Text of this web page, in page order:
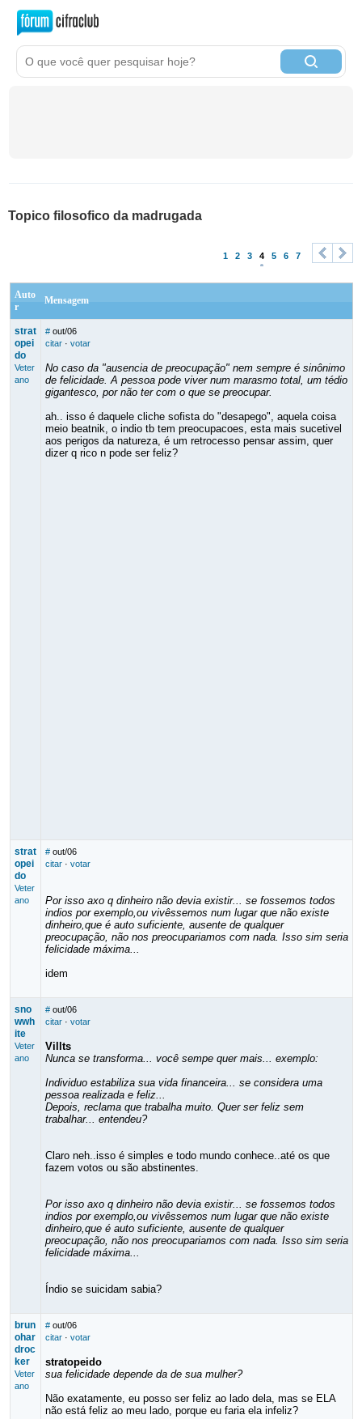
Topico filosofico da madrugada
1 2 3 4 5 6 7
< >
Auto
r
Mensagem
strat
opei
do
Veter
ano
# out/06
citar· votar
No caso da "ausencia de preocupação" nem sempre é sinônimo
de felicidade. A pessoa pode viver num marasmo total, um tédio
gigantesco, por não ter com o que se preocupar.
ah.. isso é daquele cliche sofista do "desapego", aquela coisa
meio beatnik, o indio tb tem preocupacoes, esta mais sucetivel
aos perigos da natureza, é um retrocesso pensar assim, quer
dizer q rico n pode ser feliz?
strat
opei
do
Veter
ano
# out/06
citar· votar
Por isso axo q dinheiro não devia existir... se fossemos todos
indios por exemplo,ou vivêssemos num lugar que não existe
dinheiro,que é auto suficiente, ausente de qualquer
preocupação, não nos preocupariamos com nada. Isso sim seria
felicidade máxima...
idem
sno
wwh
ite
Veter
ano
# out/06
citar· votar
Villts
Nunca se transforma... você sempe quer mais... exemplo:
Individuo estabiliza sua vida financeira... se considera uma
pessoa realizada e feliz...
Depois, reclama que trabalha muito. Quer ser feliz sem
trabalhar... entendeu?
Claro neh..isso é simples e todo mundo conhece..até os que
fazem votos ou são abstinentes.
Por isso axo q dinheiro não devia existir... se fossemos todos
indios por exemplo,ou vivêssemos num lugar que não existe
dinheiro,que é auto suficiente, ausente de qualquer
preocupação, não nos preocupariamos com nada. Isso sim seria
felicidade máxima...
Índio se suicidam sabia?
brun
ohar
droc
ker
Veter
ano
# out/06
citar· votar
stratopeido
sua felicidade depende da de sua mulher?
Não exatamente, eu posso ser feliz ao lado dela, mas se ELA
não está feliz ao meu lado, porque eu faria ela infeliz?